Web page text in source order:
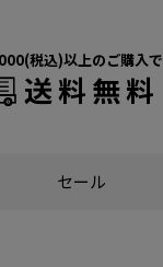
税込)以上のご購入で
送料無料
セール